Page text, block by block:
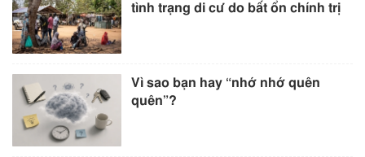
tình trạng di cư do bất ổn chính trị
Vì sao bạn hay “nhớ nhớ quên
quên”?